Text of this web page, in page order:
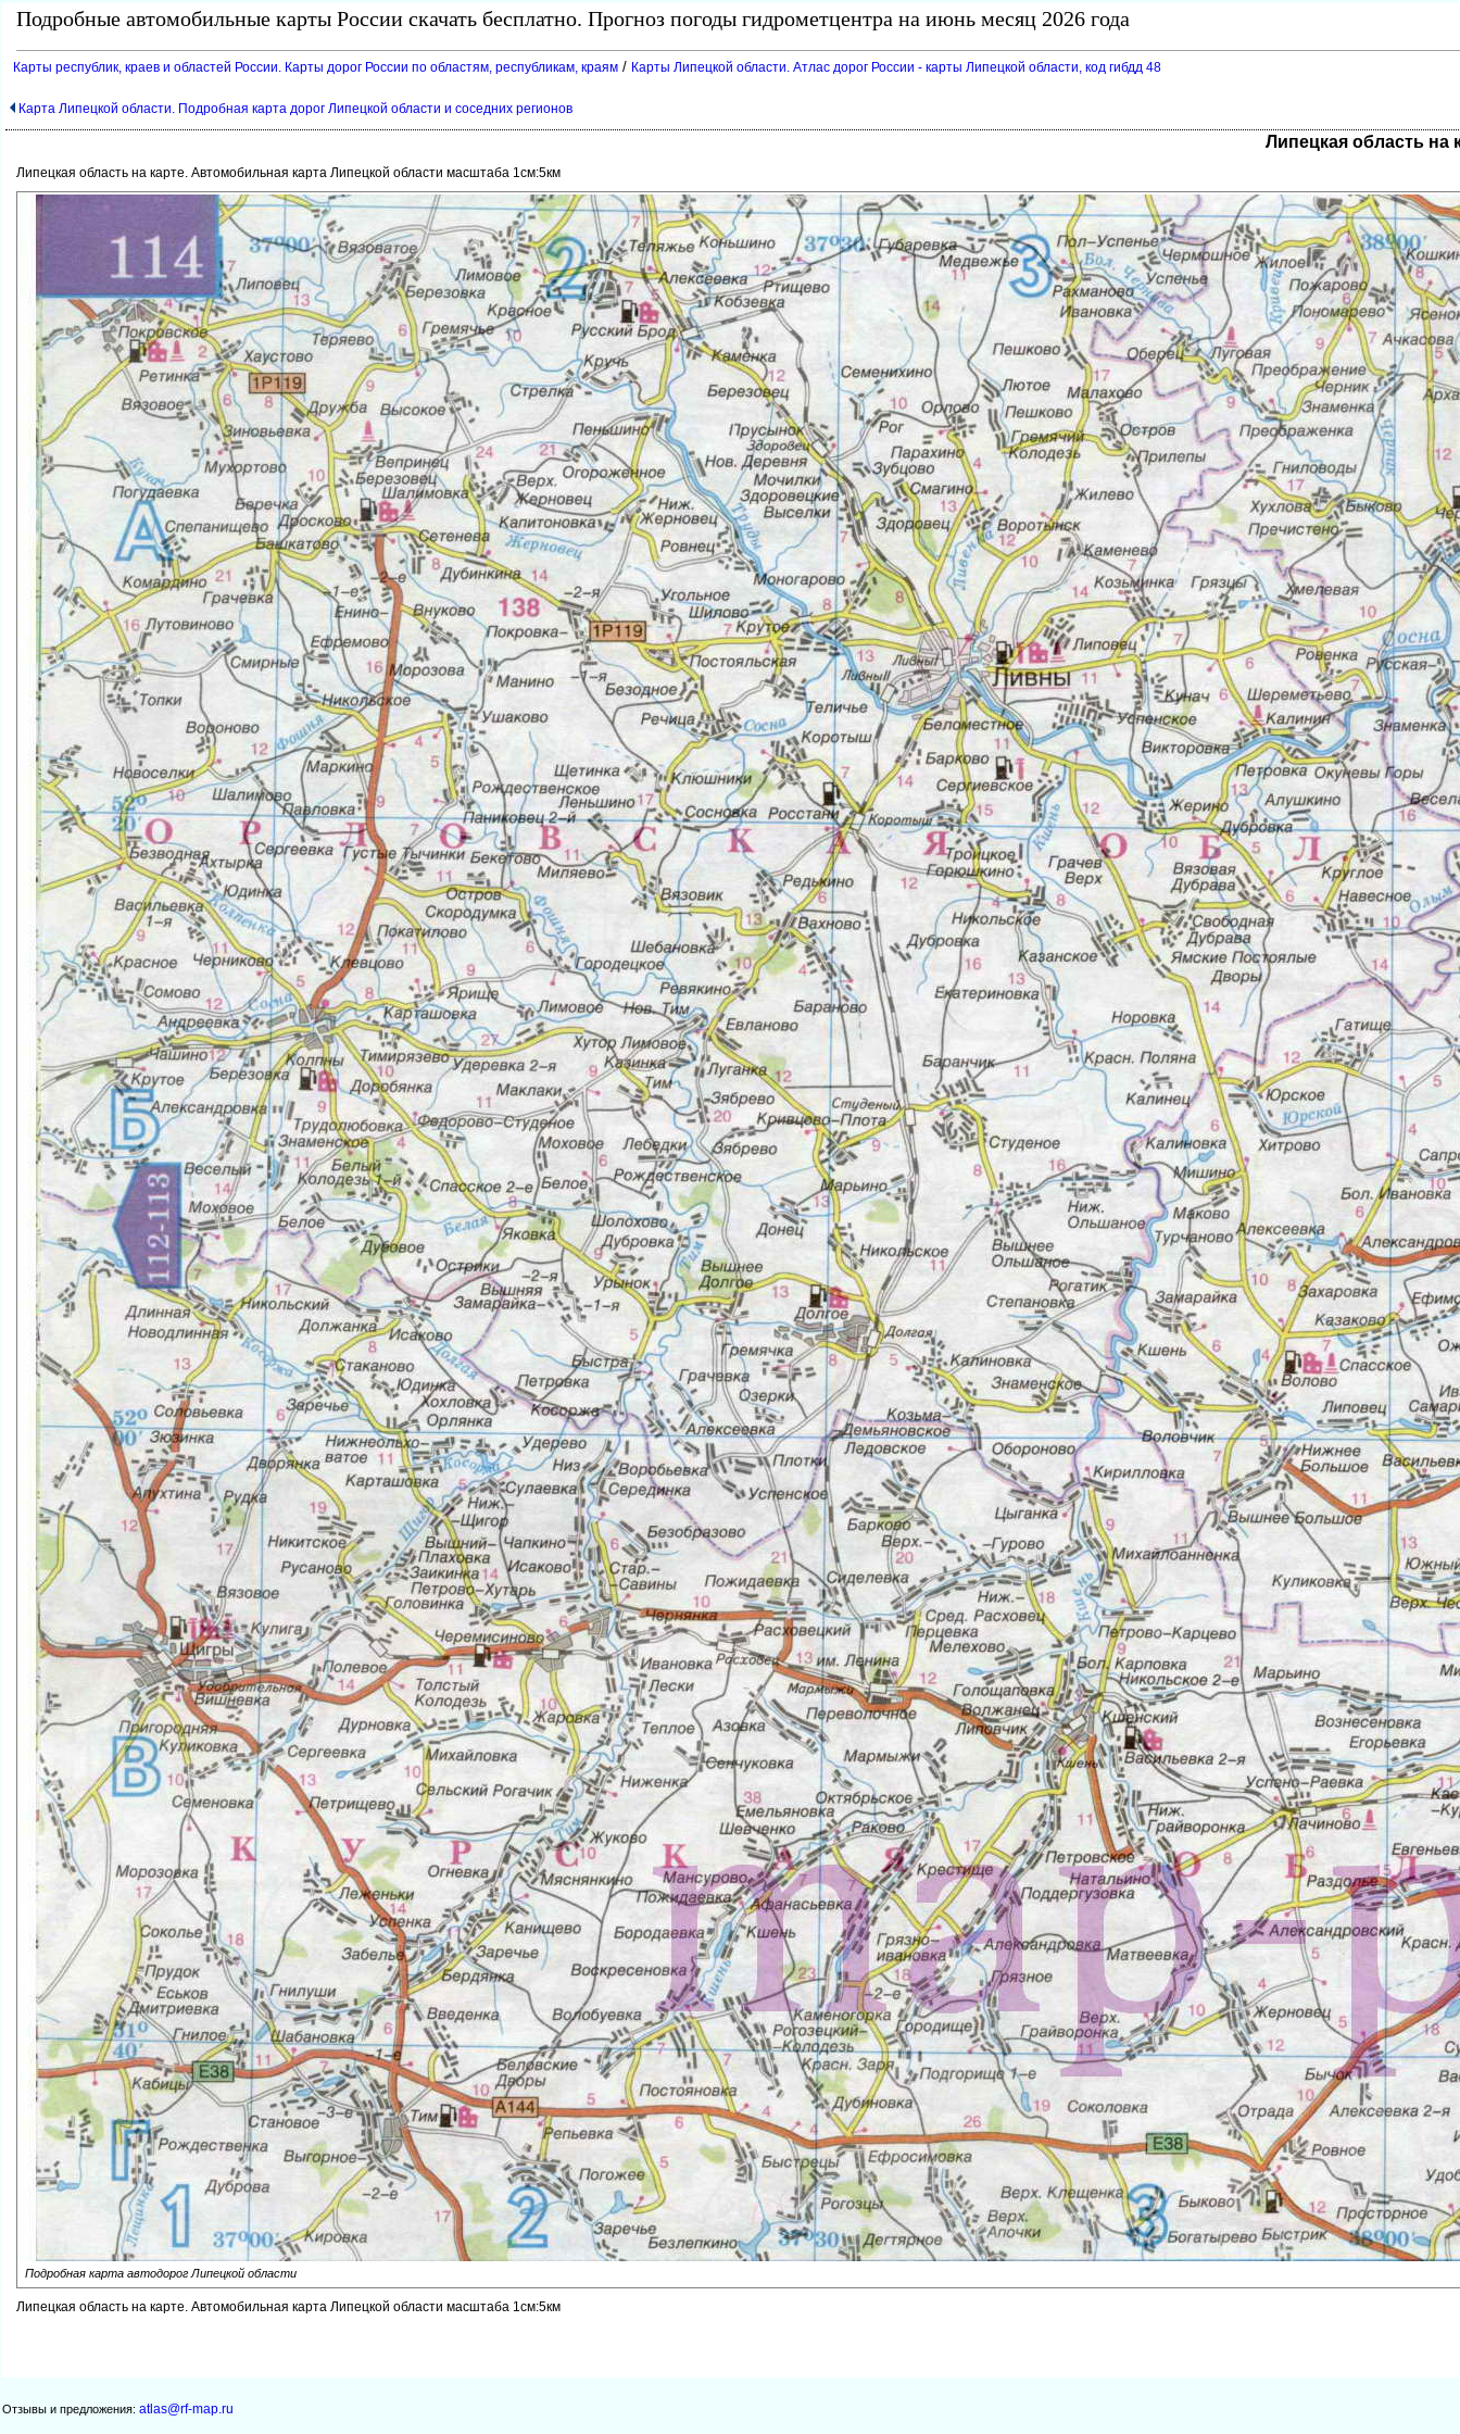
Подробные автомобильные карты России скачать бесплатно. Прогноз погоды гидрометцентра на июнь месяц 2026 года
Карты республик, краев и областей России. Карты дорог России по областям, республикам, краям / Карты Липецкой области. Атлас дорог России - карты Липецкой области, код гибдд 48
Карта Липецкой области. Подробная карта дорог Липецкой области и соседних регионо
Липецкая область на
Липецкая область на карте. Автомобильная карта Липецкой области масштаба 1см:5км
Подробная карта автодорог Липецкой области
Липецкая область на карте. Автомобильная карта Липецкой области масштаба 1см:5км
Отзывы и предложения: atlas@rf-map.ru